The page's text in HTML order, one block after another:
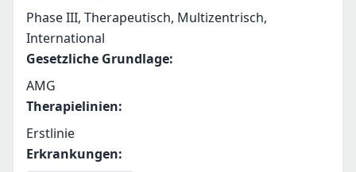
Phase III, Therapeutisch, Multizentrisch,
International
Gesetzliche Grundlage:
AMG
Therapielinien:
Erstlinie
Erkrankungen: